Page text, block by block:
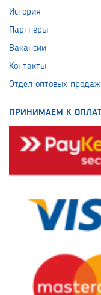
История
Партнеры
Вакансии
Контакты
Отдел оптовых продаж
ПРИНИМАЕМ К